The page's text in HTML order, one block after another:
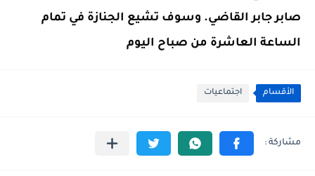
صابر جابر القاضي. وسوف تشيع الجنازة في تمام
الساعة العاشرة من صباح اليوم
الأقسام اجتماعيات